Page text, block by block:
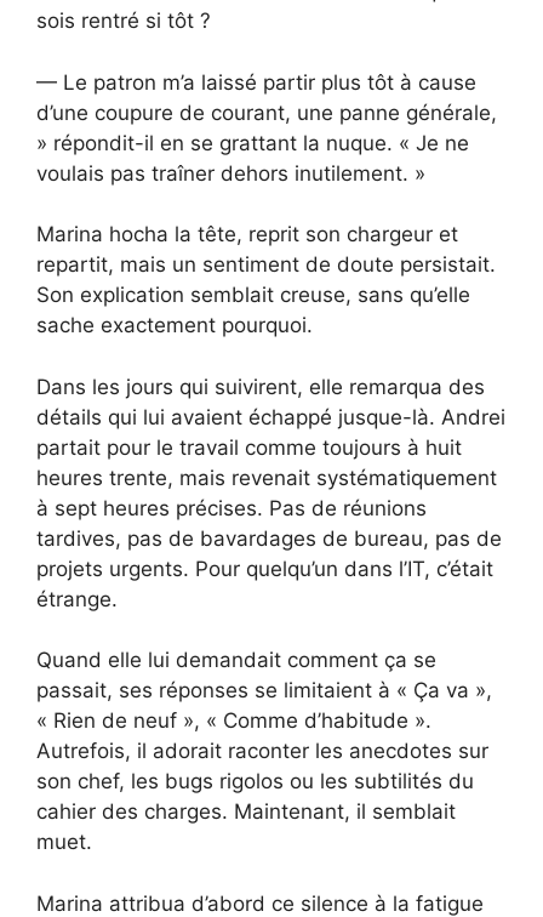
sois rentré si tôt ?
— Le patron m’a laissé partir plus tôt à cause
d’une coupure de courant, une panne générale,
» répondit-il en se grattant la nuque. « Je ne
voulais pas traîner dehors inutilement. »
Marina hocha la tête, reprit son chargeur et
repartit, mais un sentiment de doute persistait.
Son explication semblait creuse, sans qu’elle
sache exactement pourquoi.
Dans les jours qui suivirent, elle remarqua des
détails qui lui avaient échappé jusque-là. Andrei
partait pour le travail comme toujours à huit
heures trente, mais revenait systématiquement
à sept heures précises. Pas de réunions
tardives, pas de bavardages de bureau, pas de
projets urgents. Pour quelqu’un dans l’IT, c’était
étrange.
Quand elle lui demandait comment ça se
passait, ses réponses se limitaient à « Ça va »,
« Rien de neuf », « Comme d’habitude ».
Autrefois, il adorait raconter les anecdotes sur
son chef, les bugs rigolos ou les subtilités du
cahier des charges. Maintenant, il semblait
muet.
Marina attribua d’abord ce silence à la fatigue